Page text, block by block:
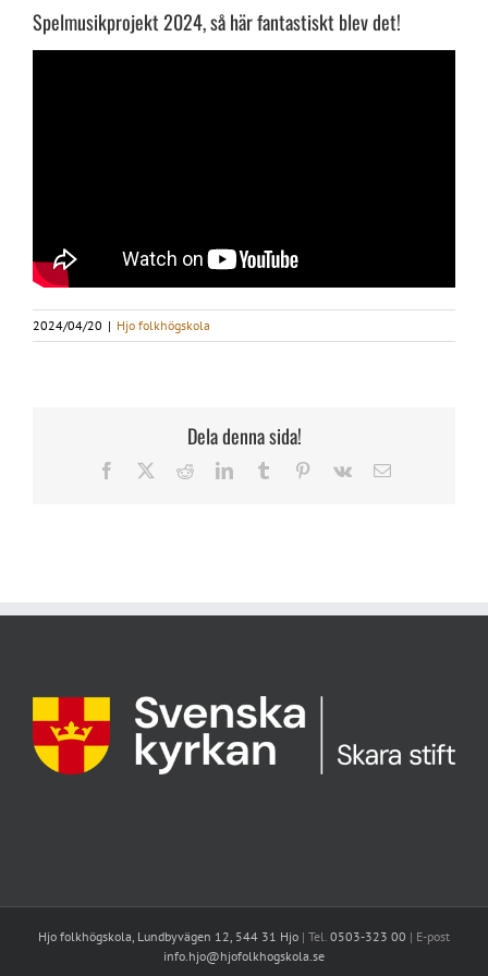
Spelmusikprojekt 2024, så här fantastiskt blev det!
2024/04/20 | Hjo folkhögskola
Dela denna sida!
Facebook RedditLinkedInTumblr Pinterest
Vk
E-
Hjo folkhögskola, Lundbyvägen 12, 544 31 Hjo | Tel. 0503-323 00 | E-post
info.hjo@hjofolkhogskola.se